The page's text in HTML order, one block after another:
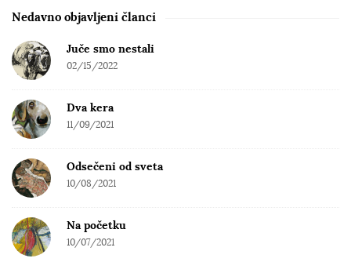
e
a
r
Nedavno objavljeni članci
Juče smo nestali
02/15/2022
Dva kera
11/09/2021
Odsečeni od sveta
10/08/2021
Na početku
10/07/2021